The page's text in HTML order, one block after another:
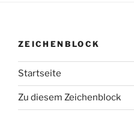
ZEICHENBLOCK
Startseite
Zu diesem Zeichenblock